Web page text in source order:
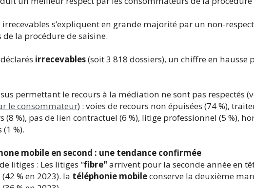
irrecevables s’expliquent en grande majorité par un non-
la procédure de saisine.
irrecevables(soit 3 818 dossiers), un chiffre en hausse
permettant le recours à la médiation ne sont pas respectés
le consommateur) : voies de recours non épuisées (74 %),
%), pas de lien contractuel (6 %), litige professionnel (5 %),
%).
mobile en second : une tendance confirmée
litiges : Les litiges "fibre" arrivent pour la seconde année en
% en 2023). la téléphonie mobileconserve la deuxième